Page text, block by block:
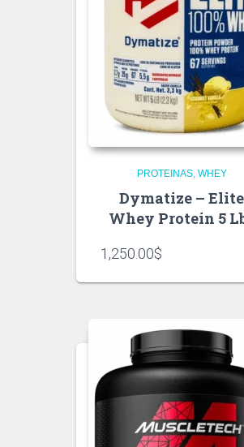
PROTEINAS WHEY
Dymatize – Elite
Whey Protein 5
1,250.00$